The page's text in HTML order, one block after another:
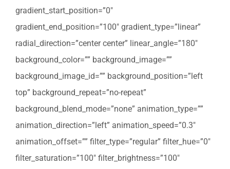
gradient_start_position=”0″
gradient_end_position=”100″ gradient_type=”linear”
radial_direction=”center center” linear_angle=”180″
background_color=”” background_image=””
background_image_id=”” background_position=”left
top” background_repeat=”no-repeat”
background_blend_mode=”none” animation_type=””
animation_direction=”left” animation_speed=”0.3″
animation_offset=”” filter_type=”regular” filter_hue=”0″
filter_saturation=”100″ filter_brightness=”100″